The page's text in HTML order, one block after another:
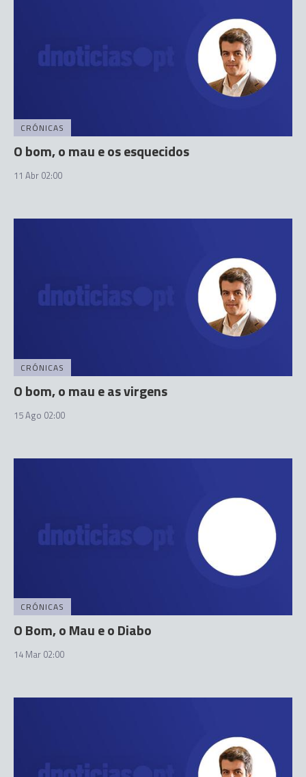
CRÓNICAS
O bom, o mau e os esquecidos
11 Abr 02:00
CRÓNICAS
O bom, o mau e as virgens
15 Ago 02:00
CRÓNICAS
O Bom, o Mau e o Diabo
14 Mar 02:00